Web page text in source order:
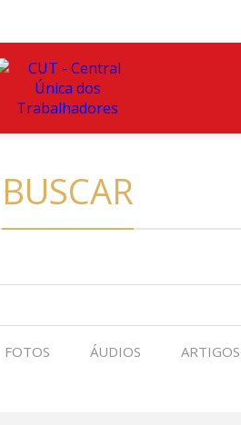
BUSCAR
FOTOS ÁUDIOS ARTIGOS